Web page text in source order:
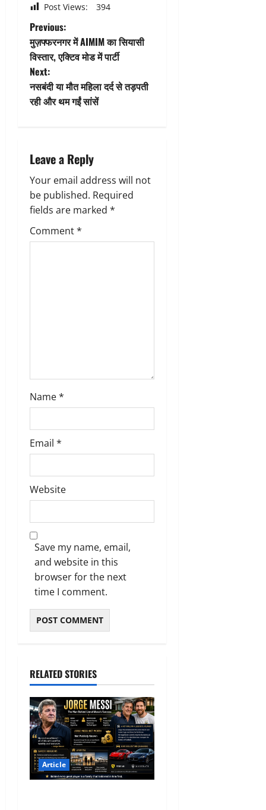
Post Views: 394
P
o
s
t
a
v
i
g
Previous:
मुज़फ्फरनगर में AIMIM का सियासी
विस्तार, एक्टिव मोड में पार्टी
Next:
नसबंदी या मौत महिला दर्द से तड़पती
रही और थम गईं सांसें
Leave a Reply
Your email address will not
be published. Required
fields are marked *
Comment*
Name*
Email *
Website
Save my name, email,
and website in this
browser for the next
time I comment.
RELATED STORIES
Article